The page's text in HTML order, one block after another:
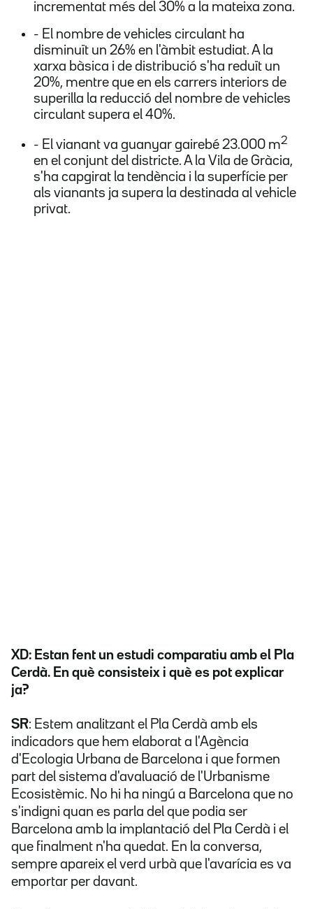
incrementat més del 30% a la mateixa zona.
- El nombre de vehicles circulant ha
disminuït un 26% en l'àmbit estudiat. A la
xarxa bàsica i de distribució s'ha reduït un
20%, mentre que en els carrers interiors de
superilla la reducció del nombre de vehicles
circulant supera el 40%.
- El vianant va guanyar gairebé 23.000 m2
en el conjunt del districte. A la Vila de Gràcia,
s'ha capgirat la tendència i la superfície per
als vianants ja supera la destinada al vehicle
privat.
XD: Estan fent un estudi comparatiu amb el Pla
Cerdà. En què consisteix i què es pot explicar
ja?
SR: Estem analitzant el Pla Cerdà amb els
indicadors que hem elaborat a l'Agència
d'Ecologia Urbana de Barcelona i que formen
part del sistema d'avaluació de l'Urbanisme
Ecosistèmic. No hi ha ningú a Barcelona que no
s'indigni quan es parla del que podia ser
Barcelona amb la implantació del Pla Cerdà i el
que finalment n'ha quedat. En la conversa,
sempre apareix el verd urbà que l'avarícia es va
emportar per davant.